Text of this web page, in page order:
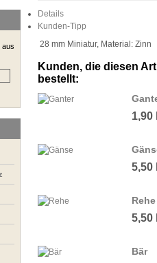
aus
Details
Kunden-Tipp
28 mm Miniatur, Material: Zinn
Kunden, die diesen
bestellt:
1,90
5,50
Rehe
5,50
Bär